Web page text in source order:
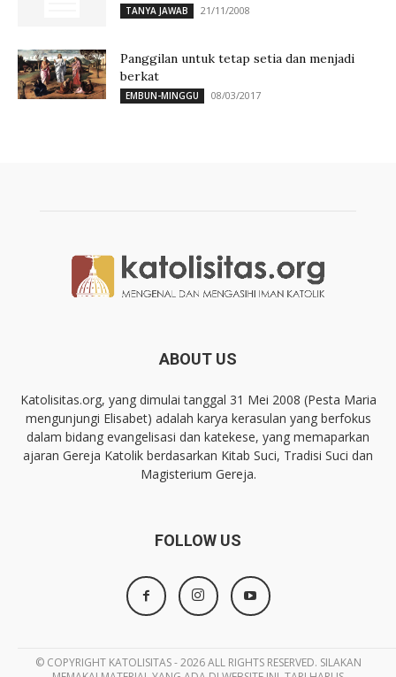
TANYA JAWAB 21/11/2008
Panggilan untuk tetap setia dan menjadi
berkat
EMBUN-MINGGU 08/03/2017
ABOUT US
Katolisitas.org, yang dimulai tanggal 31 Mei 2008 (Pesta Maria
mengunjungi Elisabet) adalah karya kerasulan yang berfokus
dalam bidang evangelisasi dan katekese, yang memaparkan
ajaran Gereja Katolik berdasarkan Kitab Suci, Tradisi Suci dan
Magisterium Gereja.
FOLLOW US
© COPYRIGHT KATOLISITAS - 2026 ALL RIGHTS RESERVED. SILAKAN